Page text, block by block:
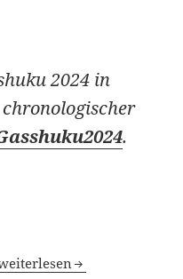
2024 in
.